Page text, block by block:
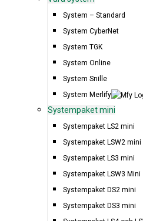
System – Standard
System CyberNet
System TGK
System Online
System Snille
System Merlify
Systempaket mini
Systempaket LS2 mini
Systempaket LSW2 mini
Systempaket LS3 mini
Systempaket LSW3 Mini
Systempaket DS2 mini
Systempaket DS3 mini